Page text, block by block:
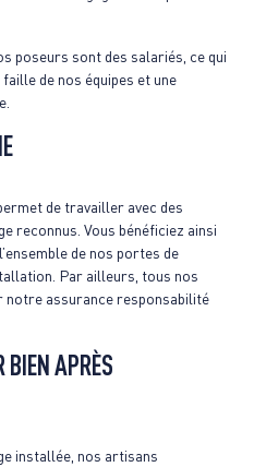
poseurs sont des salariés, ce qui
de nos équipes et une
de travailler avec des
reconnus. Vous bénéficiez ainsi
de nos portes de
Par ailleurs, tous nos
assurance responsabilité
BIEN APRÈS
installée, nos artisans